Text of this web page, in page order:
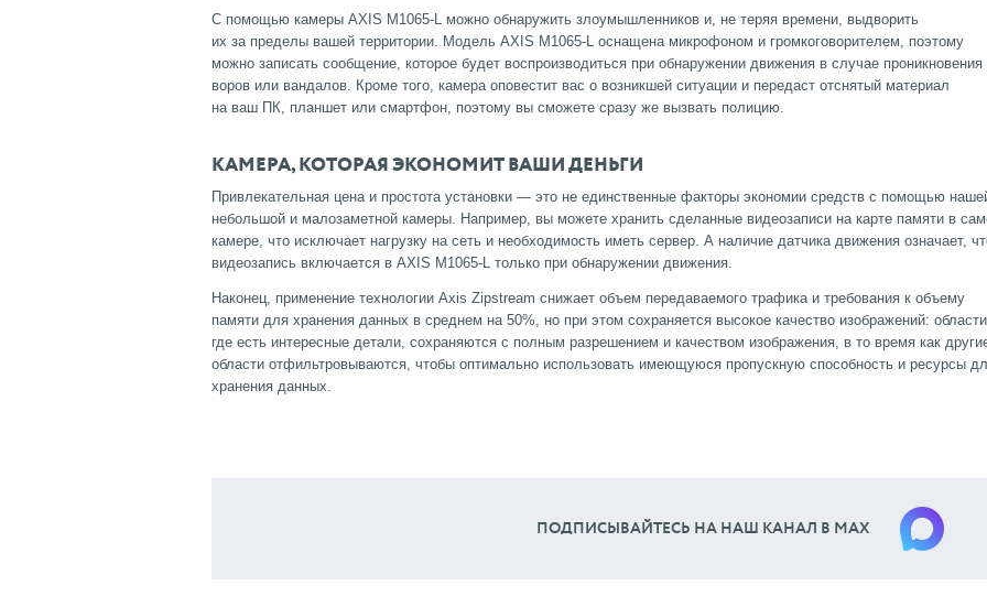
C помощью камеры AXIS M1065-L можно обнаружить злоумышленников и, не теряя времени, выдворить
их за пределы вашей территории. Модель AXIS M1065-L оснащена микрофоном и громкоговорителем, поэтому
можно записать сообщение, которое будет воспроизводиться при обнаружении движения в случае проникновения
воров или вандалов. Кроме того, камера оповестит вас о возникшей ситуации и передаст отснятый материал
на ваш ПК, планшет или смартфон, поэтому вы сможете сразу же вызвать полицию.
КАМЕРА, КОТОРАЯ ЭКОНОМИТ ВАШИ ДЕНЬГИ
Привлекательная цена и простота установки — это не единственные факторы экономии средств с помощью
небольшой и малозаметной камеры. Например, вы можете хранить сделанные видеозаписи на карте памяти в
камере, что исключает нагрузку на сеть и необходимость иметь сервер. А наличие датчика движения означает,
видеозапись включается в AXIS M1065-L только при обнаружении движения.
Наконец, применение технологии Axis Zipstream снижает объем передаваемого трафика и требования к объему
памяти для хранения данных в среднем на 50%, но при этом сохраняется высокое качество изображений:
где есть интересные детали, сохраняются с полным разрешением и качеством изображения, в то время как
области отфильтровываются, чтобы оптимально использовать имеющуюся пропускную способность и ресурсы
хранения данных.
ПОДПИСЫВАЙТЕСЬ НА НАШ КАНАЛ В МАХ